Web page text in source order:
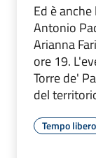
Ed è
Antonio
Arianna
ore 19.
Torre de'
del
Tempo libero